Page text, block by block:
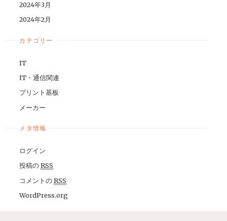
2024年3月
2024年2月
カテゴリー
IT
IT・通信関連
プリント基板
メーカー
メタ情報
ログイン
投稿のRSS
コメントのRSS
WordPress.org